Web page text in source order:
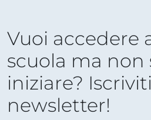
Vuoi accedere
scuola ma non
iniziare?
newsletter!